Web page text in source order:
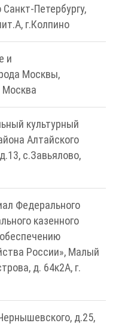
Петербургу,
г.Колпино
и
Москвы,
Москва
культурный
Алтайского
с.Завьялово,
Федерального
казенного
России», Малый
д. 64к2А, г.
д.25,